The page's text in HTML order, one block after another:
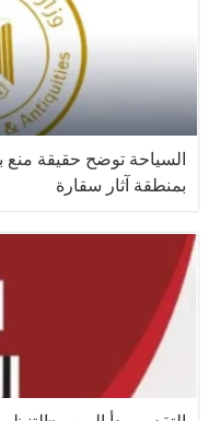
السياحة توضح حقيقة
بمنطقة آثار سقارة